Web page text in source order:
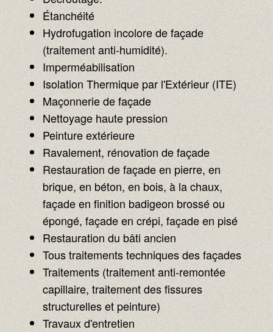
Étanchéité
Hydrofugation incolore de façade
(traitement anti-humidité).
Imperméabilisation
Isolation Thermique par l'Extérieur (ITE)
Maçonnerie de façade
Nettoyage haute pression
Peinture extérieure
Ravalement, rénovation de façade
Restauration de façade en pierre, en
brique, en béton, en bois, à la chaux,
façade en finition badigeon brossé ou
épongé, façade en crépi, façade en pisé
Restauration du bâti ancien
Tous traitements techniques des façades
Traitements (traitement anti-remontée
capillaire, traitement des fissures
structurelles et peinture)
Travaux d'entretien